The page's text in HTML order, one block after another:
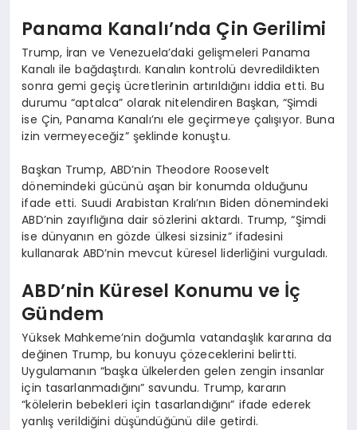
Panama Kanalı’nda Çin Gerilimi
Trump, İran ve Venezuela’daki gelişmeleri Panama
Kanalı ile bağdaştırdı. Kanalın kontrolü devredildikten
sonra gemi geçiş ücretlerinin artırıldığını iddia etti. Bu
durumu “aptalca” olarak nitelendiren Başkan, “Şimdi
ise Çin, Panama Kanalı’nı ele geçirmeye çalışıyor. Buna
izin vermeyeceğiz” şeklinde konuştu.
Başkan Trump, ABD’nin Theodore Roosevelt
dönemindeki gücünü aşan bir konumda olduğunu
ifade etti. Suudi Arabistan Kralı’nın Biden dönemindeki
ABD’nin zayıflığına dair sözlerini aktardı. Trump, “Şimdi
ise dünyanın en gözde ülkesi sizsiniz” ifadesini
kullanarak ABD’nin mevcut küresel liderliğini vurguladı.
ABD’nin Küresel Konumu ve İç
Gündem
Yüksek Mahkeme’nin doğumla vatandaşlık kararına da
değinen Trump, bu konuyu çözeceklerini belirtti.
Uygulamanın “başka ülkelerden gelen zengin insanlar
için tasarlanmadığını” savundu. Trump, kararın
“kölelerin bebekleri için tasarlandığını” ifade ederek
yanlış verildiğini düşündüğünü dile getirdi.